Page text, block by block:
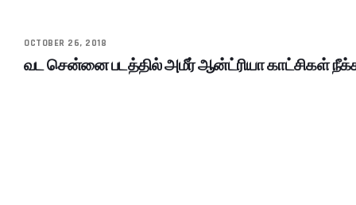
OCTOBER 26, 2018
வட சென்னை படத்தில் அமீர் ஆன்ட்ரியா காட்சிகள்